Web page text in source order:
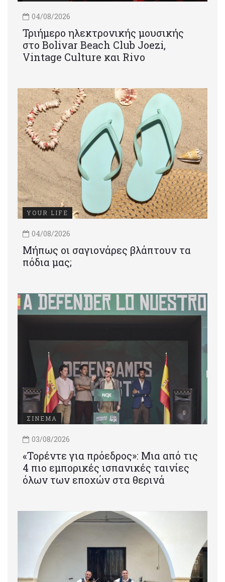
04/08/2026
Τριήμερο ηλεκτρονικής μουσικής
στο Bolivar Beach Club Joezi,
Vintage Culture και Rivo
YOUR LIFE
04/08/2026
Μήπως οι σαγιονάρες βλάπτουν τα
πόδια μας;
ΣΙΝΕΜΑ
03/08/2026
«Τορέντε για πρόεδρος»: Mια από τις
4 πιο εμπορικές ισπανικές ταινίες
όλων των εποχών στα θερινά